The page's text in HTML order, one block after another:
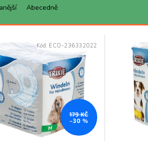
Abecedně
179 KČ
–30 %
Kód: ECO-236332022